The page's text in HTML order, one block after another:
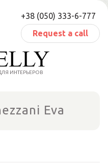
+38 (050) 333-6-777
Request a call
ИНТЕРЬЕРОВ
Eva